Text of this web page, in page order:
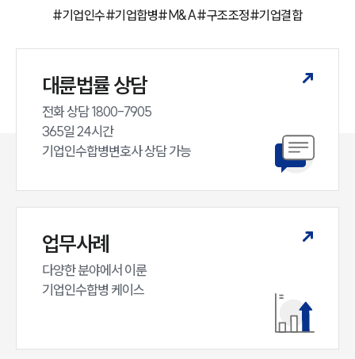
#기업인수#기업합병# M&A#구조조정#기업결합
대륜법률 상담
전화 상담 1800-7905
365일 24시간
기업인수합병변호사 상담 가능
업무사례
다양한 분야에서 이룬
기업인수합병 케이스